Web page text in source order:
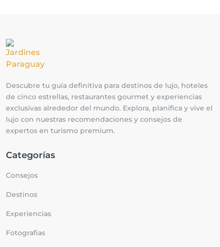
Descubre tu guía definitiva para destinos de lujo, hoteles
de cinco estrellas, restaurantes gourmet y experiencias
exclusivas alrededor del mundo. Explora, planifica y vive el
lujo con nuestras recomendaciones y consejos de
expertos en turismo premium.
Categorías
Consejos
Destinos
Experiencias
Fotografias